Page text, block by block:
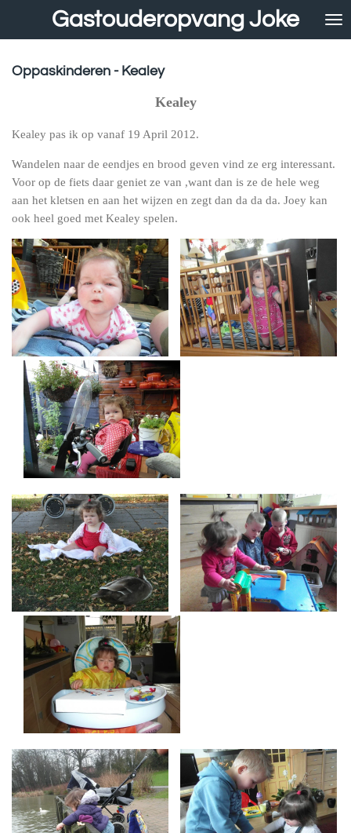
de
Gastouderopvang Joke
Oppaskinderen - Kealey
Kealey
Kealey pas ik op vanaf 19 April 2012.
Wandelen naar de eendjes en brood geven vind ze erg interessant.
Voor op de fiets daar geniet ze van ,want dan is ze de hele weg
aan het kletsen en aan het wijzen en zegt dan da da da. Joey kan
ook heel goed met Kealey spelen.